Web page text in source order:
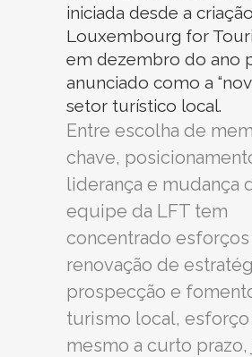
iniciada desde a
Louxembourg for
em dezembro do ano
anunciado como a
setor turístico local.
Entre escolha de
chave,
liderança e mudança
equipe da LFT tem
concentrado esforços
renovação de
prospecção e
turismo local,
mesmo a curto prazo,